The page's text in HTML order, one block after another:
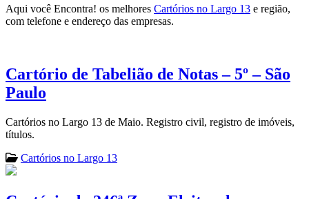
Aqui você Encontra! os melhores Cartórios no Largo 13 e região,
com telefone e endereço das empresas.
Cartório de Tabelião de Notas – 5º – São
Paulo
Cartórios no Largo 13 de Maio. Registro civil, registro de imóveis,
títulos.
Cartórios no Largo 13